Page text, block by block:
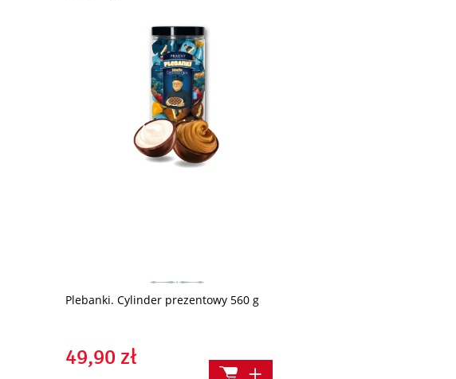
Plebanki. Cylinder prezentowy 560 g
49,90 zł